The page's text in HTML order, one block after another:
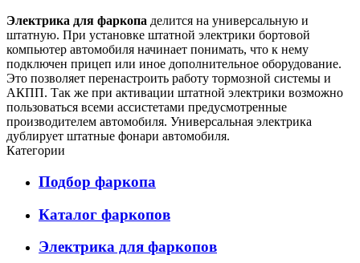
Электрика для фаркопа делится на универсальную и
штатную. При установке штатной электрики бортовой
компьютер автомобиля начинает понимать, что к нему
подключен прицеп или иное дополнительное оборудование.
Это позволяет перенастроить работу тормозной системы и
АКПП. Так же при активации штатной электрики возможно
пользоваться всеми ассистетами предусмотренные
производителем автомобиля. Универсальная электрика
дублирует штатные фонари автомобиля.
Категории
Подбор фаркопа
Каталог фаркопов
Электрика для фаркопов